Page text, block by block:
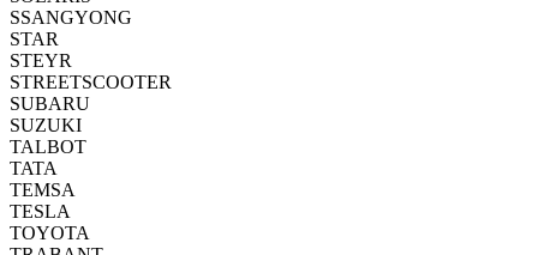
SSANGYONG
STAR
STEYR
STREETSCOOTER
SUBARU
SUZUKI
TALBOT
TATA
TEMSA
TESLA
TOYOTA